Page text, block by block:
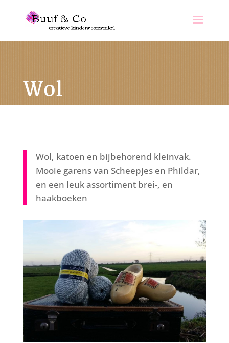
Wol
Wol, katoen en bijbehorend kleinvak.
Mooie garens van Scheepjes en Phildar,
en een leuk assortiment brei-, en
haakboeken